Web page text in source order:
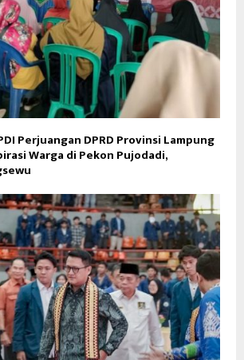
Perjuangan DPRD Provinsi Lampung
Warga di Pekon Pujodadi,